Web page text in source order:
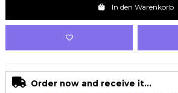
In den Warenkorb
Order now and receive it...